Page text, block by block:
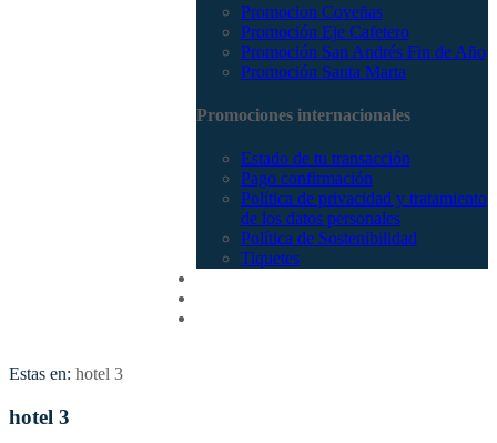
Promocion Coveñas
Promoción Eje Cafetero
Promoción San Andrés Fin de Año
Promoción Santa Marta
Promociones internacionales
Estado de tu transacción
Pago confirmación
Política de privacidad y tratamiento
de los datos personales
Política de Sostenibilidad
Tiquetes
Estas en: hotel 3
hotel 3